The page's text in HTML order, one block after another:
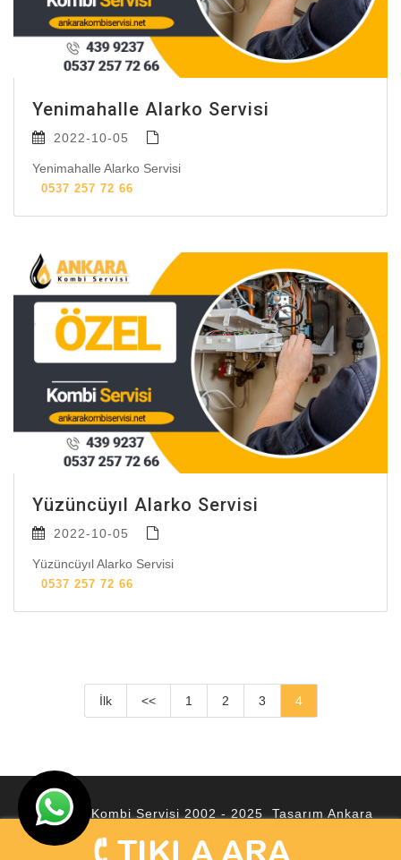
Yenimahalle Alarko Servisi
2022-10-05
Yenimahalle Alarko Servisi
0537 257 72 66
Yüzüncüyıl Alarko Servisi
2022-10-05
Yüzüncüyıl Alarko Servisi
0537 257 72 66
İlk << 1 2 3 4
© Ankara Kombi Servisi 2002 - 2025 Tasarım Ankara